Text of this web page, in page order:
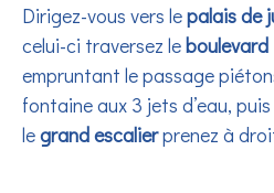
Dirigez-vous vers lepalais de
celui-ci traversez le
empruntant le passage
fontaine aux 3 jets d’eau,
legrand escalierprenez à